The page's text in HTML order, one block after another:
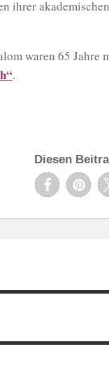
ihrer
waren 65 Jahre
.
Diesen